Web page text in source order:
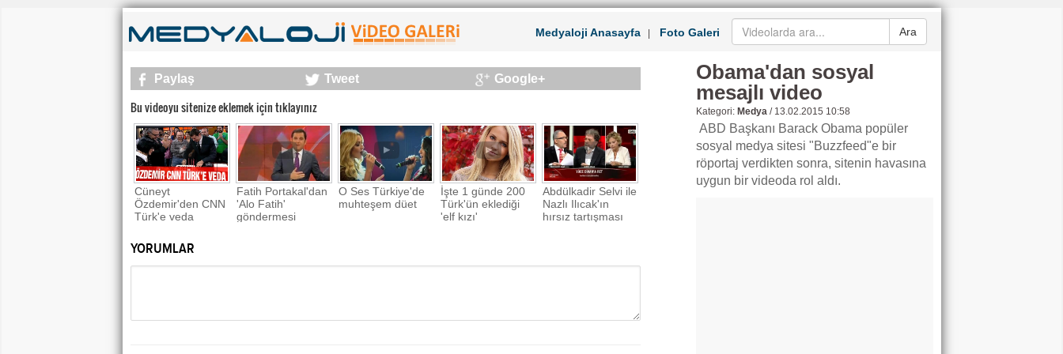
Ara
Medyaloji Anasayfa| Foto Galeri
Paylaş Tweet Google+
Bu videoyu sitenize eklemek için tıklayınız
Cüneyt
Özdemir'den CNN
Türk'e veda
Fatih Portakal'dan
'Alo Fatih'
göndermesi
O Ses Türkiye'de
muhteşem düet
İşte 1 günde 200
Türk'ün eklediği
'elf kızı'
Abdülkadir Selvi ile
Nazlı Ilıcak'ın
hırsız tartışması
YORUMLAR
Obama'dan sosyal
mesajlı video
Kategori: Medya/ 13.02.2015 10:58
ABD Başkanı Barack Obama popüler
sosyal medya sitesi "Buzzfeed"e bir
röportaj verdikten sonra, sitenin havasına
uygun bir videoda rol aldı.